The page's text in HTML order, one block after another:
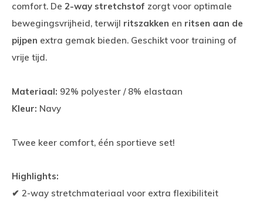
comfort. De 2-way stretchstof zorgt voor optimale
bewegingsvrijheid, terwijl ritszakken en ritsen aan de
pijpen extra gemak bieden. Geschikt voor training of
vrije tijd.
Materiaal: 92% polyester / 8% elastaan
Kleur: Navy
Twee keer comfort, één sportieve set!
Highlights:
✔ 2-way stretchmateriaal voor extra flexibiliteit